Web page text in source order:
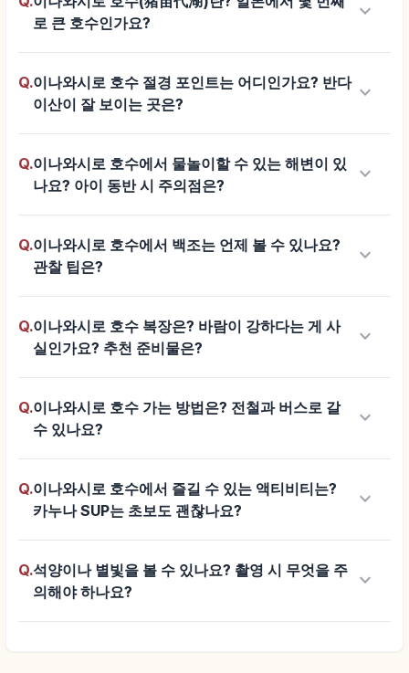
로 큰 호수인가요?
keyboard_arrow_down
Q.이나와시로 호수 절경 포인트는 어디인가요? 반다
이산이 잘 보이는 곳은?
keyboard_arrow_down
Q.이나와시로 호수에서 물놀이할 수 있는 해변이 있
나요? 아이 동반 시 주의점은?
keyboard_arrow_down
Q.이나와시로 호수에서 백조는 언제 볼 수 있나요?
관찰 팁은?
keyboard_arrow_down
Q.이나와시로 호수 복장은? 바람이 강하다는 게 사
실인가요? 추천 준비물은?
keyboard_arrow_down
Q.이나와시로 호수 가는 방법은? 전철과 버스로 갈
수 있나요?
keyboard_arrow_down
Q.이나와시로 호수에서 즐길 수 있는 액티비티는?
카누나 SUP는 초보도 괜찮나요?
keyboard_arrow_down
Q.석양이나 별빛을 볼 수 있나요? 촬영 시 무엇을 주
의해야 하나요?
keyboard_arrow_down